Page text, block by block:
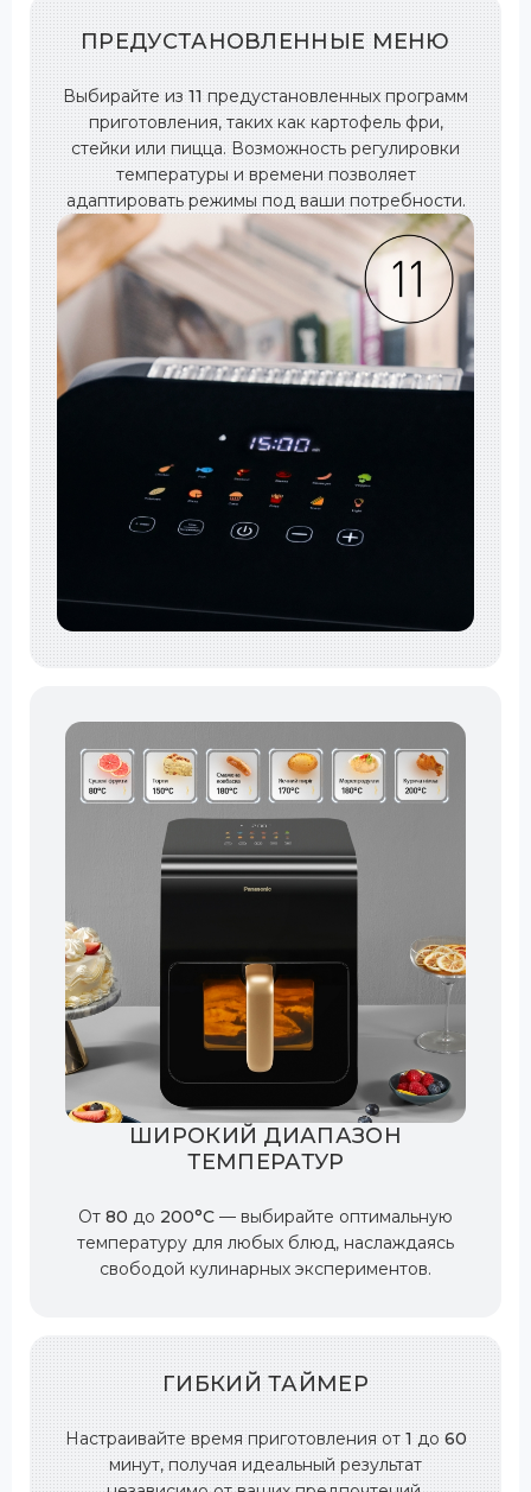
ПРЕДУСТАНОВЛЕННЫЕ МЕНЮ
Выбирайте из11предустановленных программ
приготовления, таких как картофель фри,
стейки или пицца. Возможность регулировки
температуры и времени позволяет
адаптировать режимы под ваши потребности.
ШИРОКИЙ ДИАПАЗОН
ТЕМПЕРАТУР
От 80 до 200°C — выбирайте оптимальную
температуру для любых блюд, наслаждаясь
свободой кулинарных экспериментов.
ГИБКИЙ ТАЙМЕР
Настраивайте время приготовления от1до60
минут, получая идеальный результат